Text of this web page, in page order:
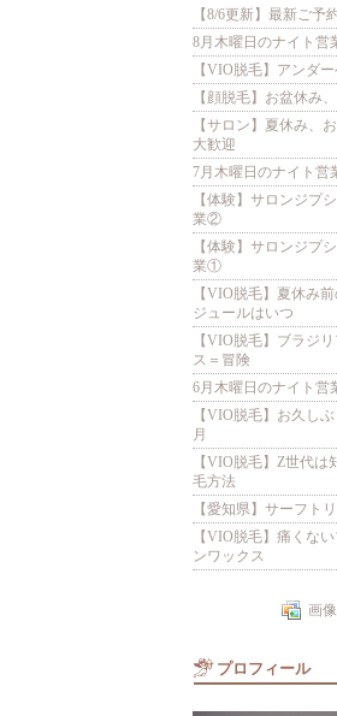
【8/6更新】最新ご予
8月木曜日のナイト営
【VIO脱毛】アンダ
【顔脱毛】お盆休み
【サロン】夏休み、
大歓迎
7月木曜日のナイト営
【体験】サロンジプ
業②
【体験】サロンジプ
業①
【VIO脱毛】夏休み
ジュールはいつ
【VIO脱毛】ブラジ
ス＝冒険
6月木曜日のナイト営
【VIO脱毛】お久し
月
【VIO脱毛】Z世代は
毛方法
【愛知県】サーフト
【VIO脱毛】痛くな
ンワックス
画
プロフィール